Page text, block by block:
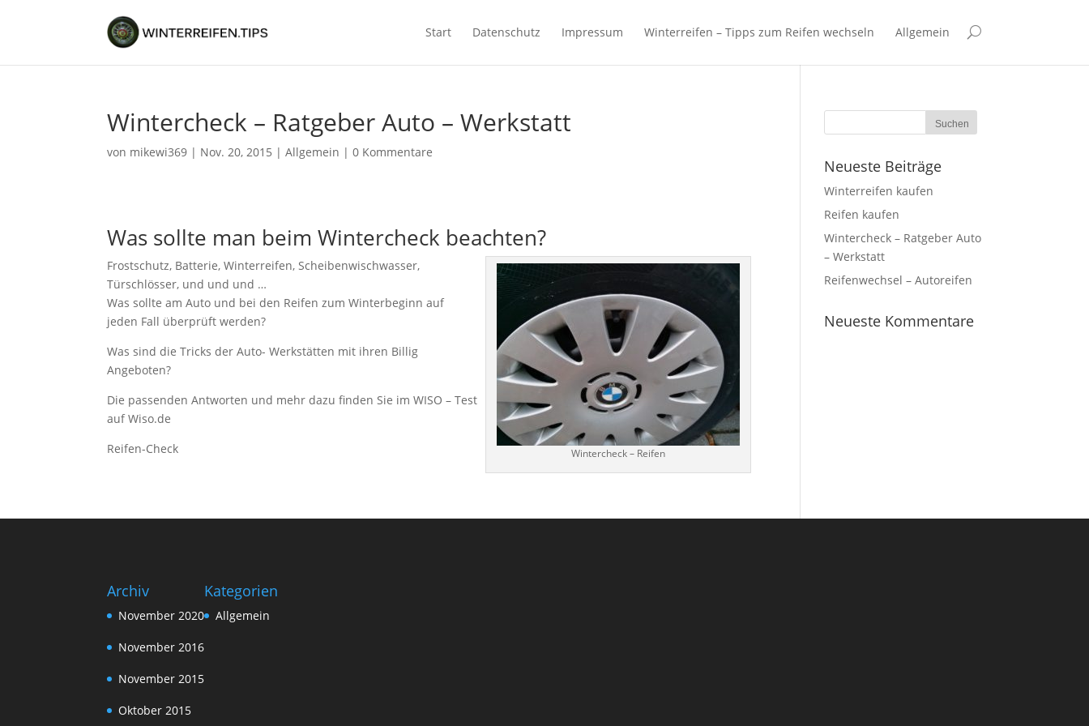
Start Datenschutz Impressum Winterreifen – Tipps zum Reifen wechseln Allgemein
Wintercheck – Ratgeber Auto – Werkstatt
von mikewi369 | Nov. 20, 2015 | Allgemein | 0 Kommentare
Was sollte man beim Wintercheck beachten?
Wintercheck – Reifen
Frostschutz, Batterie, Winterreifen, Scheibenwischwasser,
Türschlösser, und und und …
Was sollte am Auto und bei den Reifen zum Winterbeginn auf
jeden Fall überprüft werden?
Was sind die Tricks der Auto- Werkstätten mit ihren Billig
Angeboten?
Die passenden Antworten und mehr dazu finden Sie im WISO – Test
auf Wiso.de
Reifen-Check
Neueste Beiträge
Winterreifen kaufen
Reifen kaufen
Wintercheck – Ratgeber Auto
– Werkstatt
Reifenwechsel – Autoreifen
Neueste Kommentare
Archiv
November 2020
November 2016
November 2015
Oktober 2015
Kategorien
Allgemein